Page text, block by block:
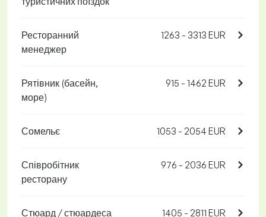
Ресторанний
менеджер
1263 - 3313 EUR
Рятівник (басейн,
море)
915 - 1462 EUR
Сомельє 1053 - 2054 EUR
Співробітник
ресторану
976 - 2036 EUR
Стюард / стюардеса 1405 - 2811 EUR